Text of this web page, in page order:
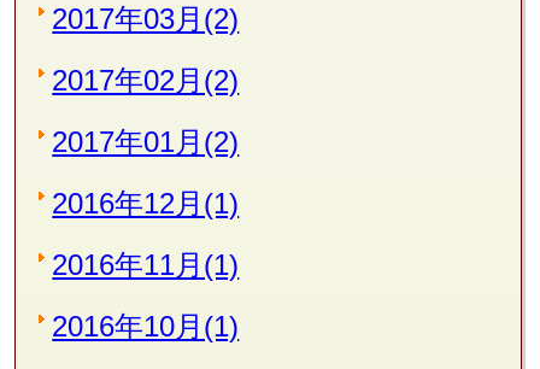
2017年03月(2)
2017年02月(2)
2017年01月(2)
2016年12月(1)
2016年11月(1)
2016年10月(1)